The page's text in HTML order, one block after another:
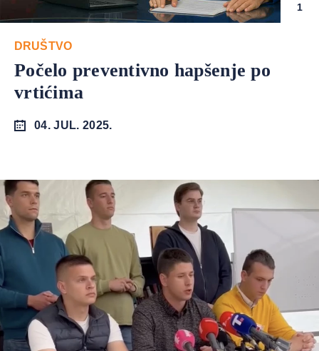
1
DRUŠTVO
Počelo preventivno hapšenje po
vrtićima
04. JUL. 2025.